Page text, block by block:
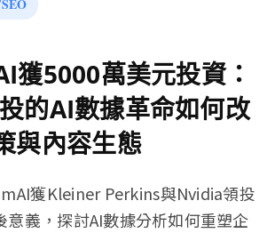
5000萬美元投資：
的AI數據革命如何改
與內容生態
獲Kleiner Perkins與Nvidia領投
意義，探討AI數據分析如何重塑企